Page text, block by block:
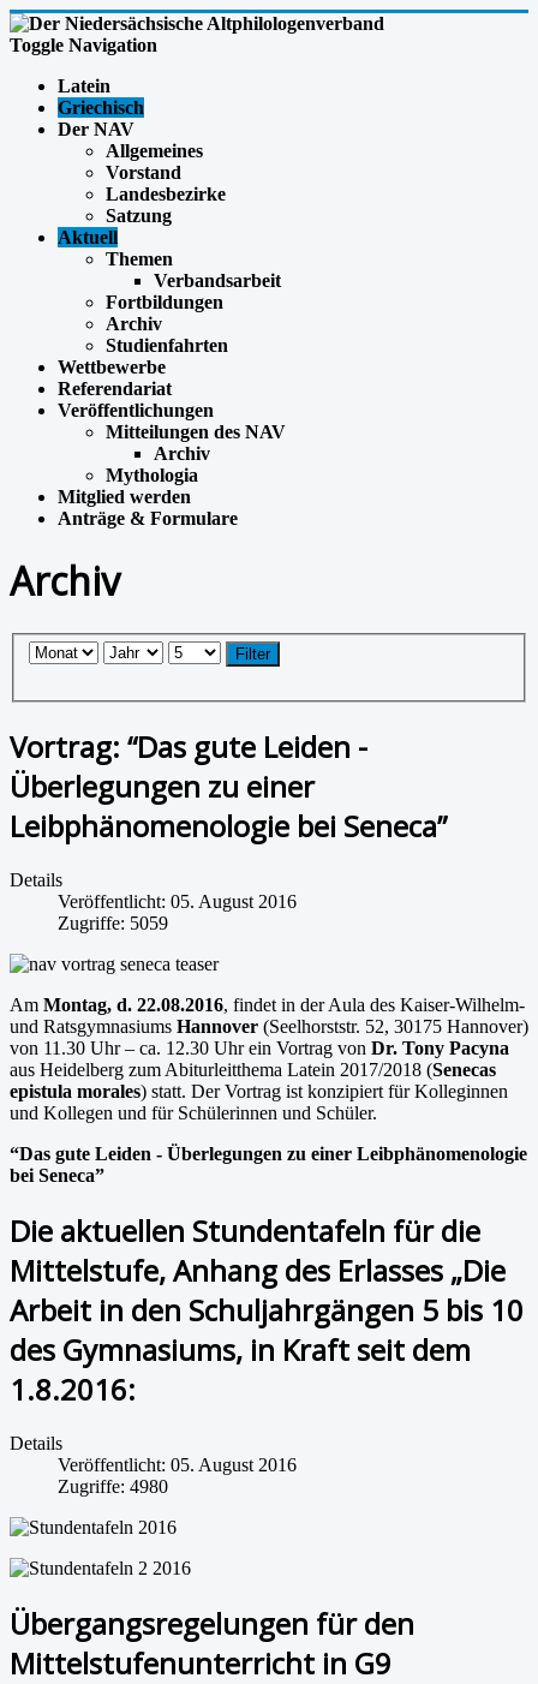
Toggle Navigation
Latein
Griechisch
Der NAV
Allgemeines
Vorstand
Landesbezirke
Satzung
Aktuell
Themen
Verbandsarbeit
Fortbildungen
Archiv
Studienfahrten
Wettbewerbe
Referendariat
Veröffentlichungen
Mitteilungen des NAV
Archiv
Mythologia
Mitglied werden
Anträge & Formulare
Archiv
Filter
Vortrag: “Das gute Leiden -
Überlegungen zu einer
Leibphänomenologie bei Seneca”
Details
Veröffentlicht: 05. August 2016
Zugriffe: 5059
Am Montag, d. 22.08.2016, findet in der Aula des Kaiser-Wilhelm-
und Ratsgymnasiums Hannover (Seelhorststr. 52, 30175 Hannover)
von 11.30 Uhr – ca. 12.30 Uhr ein Vortrag von Dr. Tony Pacyna
aus Heidelberg zum Abiturleitthema Latein 2017/2018 (Senecas
epistula morales) statt. Der Vortrag ist konzipiert für Kolleginnen
und Kollegen und für Schülerinnen und Schüler.
“Das gute Leiden - Überlegungen zu einer Leibphänomenologie
bei Seneca”
Die aktuellen Stundentafeln für die
Mittelstufe, Anhang des Erlasses „Die
Arbeit in den Schuljahrgängen 5 bis 10
des Gymnasiums, in Kraft seit dem
1.8.2016:
Details
Veröffentlicht: 05. August 2016
Zugriffe: 4980
Übergangsregelungen für den
Mittelstufenunterricht in G9